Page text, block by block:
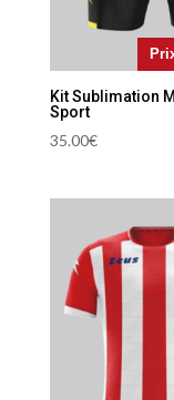
Kit Sublimation
Sport
35.00€